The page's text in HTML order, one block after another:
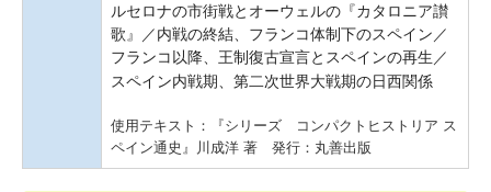
ルセロナの市街戦とオーウェルの『カタロニア讃
歌』／内戦の終結、フランコ体制下のスペイン／
フランコ以降、王制復古宣言とスペインの再生／
スペイン内戦期、第二次世界大戦期の日西関係
使用テキスト：『シリーズ コンパクトヒストリア ス
ペイン通史』川成洋 著 発行：丸善出版